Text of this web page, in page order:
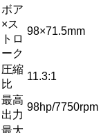
ボア
×ス
トロ
ーク
98×71.5mm
圧縮
比
11.3:1
最高
出力
98hp/7750rpm
最大